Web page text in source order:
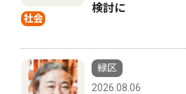
社会
検討に
緑区
2026.08.06